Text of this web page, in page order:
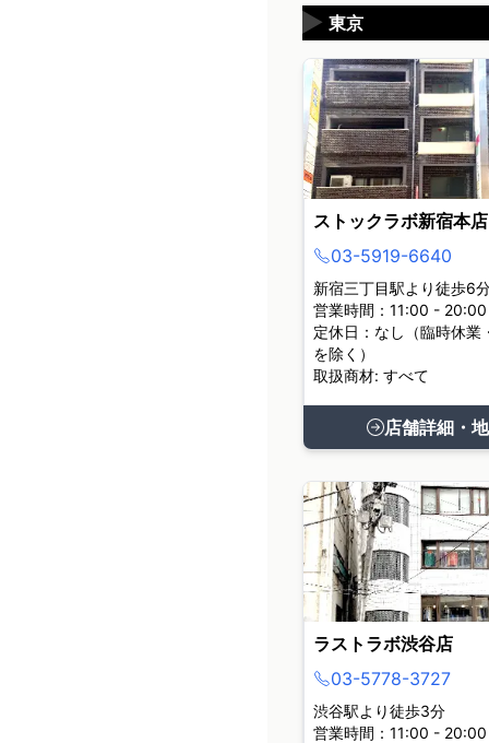
東京
▶
ストックラボ新宿本店
03-5919-6640
新宿三丁目駅より徒歩6
営業時間：11:00 - 20:00
定休日：なし（臨時休業
を除く）
取扱商材: すべて
店舗詳細・
ラストラボ渋谷店
03-5778-3727
渋谷駅より徒歩3分
営業時間：11:00 - 20:00